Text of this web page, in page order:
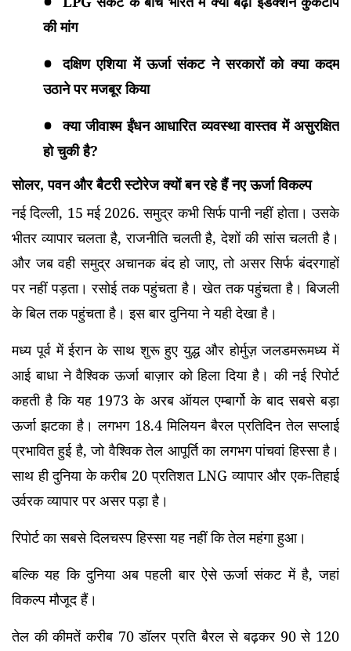
की मांग
दक्षिण एशिया में ऊर्जा संकट ने सरकारों को क्या कदम
उठाने पर मजबूर किया
क्या जीवाश्म ईंधन आधारित व्यवस्था वास्तव में असुरक्षित
हो चुकी है?
सोलर, पवन और बैटरी स्टोरेज क्यों बन रहे हैं नए ऊर्जा विकल्प
नई दिल्ली, 15 मई 2026. समुद्र कभी सिर्फ पानी नहीं होता। उसके
भीतर व्यापार चलता है, राजनीति चलती है, देशों की सांस चलती है।
और जब वही समुद्र अचानक बंद हो जाए, तो असर सिर्फ बंदरगाहों
पर नहीं पड़ता। रसोई तक पहुंचता है। खेत तक पहुंचता है। बिजली
के बिल तक पहुंचता है। इस बार दुनिया ने यही देखा है।
मध्य पूर्व में ईरान के साथ शुरू हुए युद्ध और होर्मुज़ जलडमरूमध्य में
आई बाधा ने वैश्विक ऊर्जा बाज़ार को हिला दिया है। की नई रिपोर्ट
कहती है कि यह 1973 के अरब ऑयल एम्बार्गो के बाद सबसे बड़ा
ऊर्जा झटका है। लगभग 18.4 मिलियन बैरल प्रतिदिन तेल सप्लाई
प्रभावित हुई है, जो वैश्विक तेल आपूर्ति का लगभग पांचवां हिस्सा है।
साथ ही दुनिया के करीब 20 प्रतिशत LNG व्यापार और एक-तिहाई
उर्वरक व्यापार पर असर पड़ा है।
रिपोर्ट का सबसे दिलचस्प हिस्सा यह नहीं कि तेल महंगा हुआ।
बल्कि यह कि दुनिया अब पहली बार ऐसे ऊर्जा संकट में है, जहां
विकल्प मौजूद हैं।
तेल की कीमतें करीब 70 डॉलर प्रति बैरल से बढ़कर 90 से 120